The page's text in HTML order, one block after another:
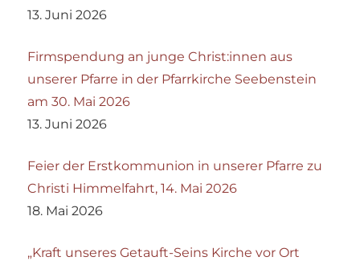
13. Juni 2026
Firmspendung an junge Christ:innen aus
unserer Pfarre in der Pfarrkirche Seebenstein
am 30. Mai 2026
13. Juni 2026
Feier der Erstkommunion in unserer Pfarre zu
Christi Himmelfahrt, 14. Mai 2026
18. Mai 2026
„Kraft unseres Getauft-Seins Kirche vor Ort